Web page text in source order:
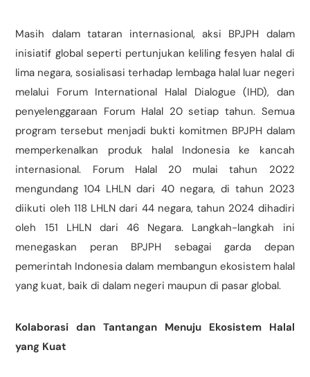
Masih dalam tataran internasional, aksi BPJPH dalam
inisiatif global seperti pertunjukan keliling fesyen halal di
lima negara, sosialisasi terhadap lembaga halal luar negeri
melalui Forum International Halal Dialogue (IHD), dan
penyelenggaraan Forum Halal 20 setiap tahun. Semua
program tersebut menjadi bukti komitmen BPJPH dalam
memperkenalkan produk halal Indonesia ke kancah
internasional. Forum Halal 20 mulai tahun 2022
mengundang 104 LHLN dari 40 negara, di tahun 2023
diikuti oleh 118 LHLN dari 44 negara, tahun 2024 dihadiri
oleh 151 LHLN dari 46 Negara. Langkah-langkah ini
menegaskan peran BPJPH sebagai garda depan
pemerintah Indonesia dalam membangun ekosistem halal
yang kuat, baik di dalam negeri maupun di pasar global.
Kolaborasi dan Tantangan Menuju Ekosistem Halal
yang Kuat